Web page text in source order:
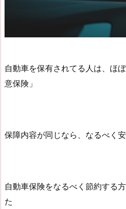
自動車を保有されてる人は、ほ
意保険」
保障内容が同じなら、なるべく
自動車保険をなるべく節約する
た